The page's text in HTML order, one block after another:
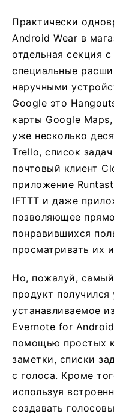
Практически
Android Wear в
отдельная секция
специальные
наручными
Google это
карты Google
уже несколько
Trello, список
почтовый клиент
приложение
IFTTT и даже
позволяющее
понравившихся
просматривать их
Но, пожалуй,
продукт
устанавливаемое
Evernote for
помощью простых
заметки, списки
с голоса. Кроме
используя
создавать